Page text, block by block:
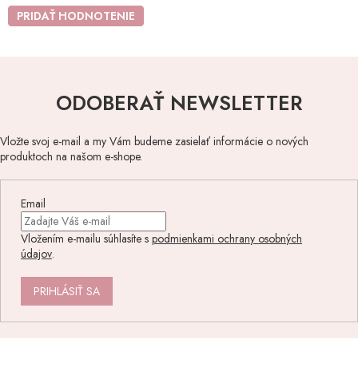
PRIDAŤ HODNOTENIE
ODOBERAŤ NEWSLETTER
Vložte svoj e-mail a my Vám budeme zasielať informácie o nových
produktoch na našom e-shope.
Email
Vložením e-mailu súhlasíte s podmienkami ochrany osobných
údajov.
PRIHLÁSIŤ SA